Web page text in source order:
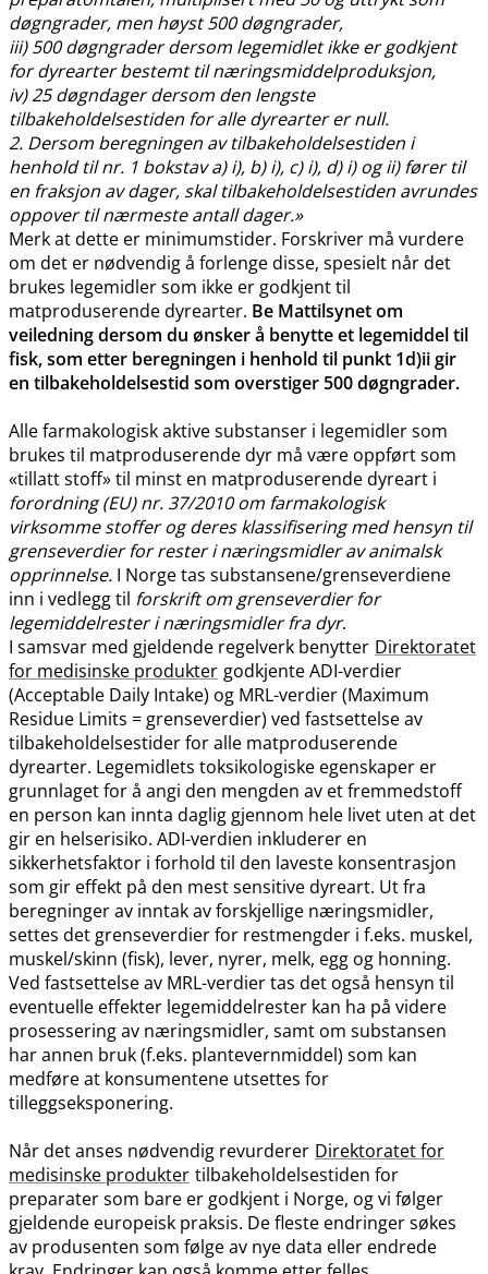
døgngrader, men høyst 500 døgngrader,
iii) 500 døgngrader dersom legemidlet ikke er godkjent
for dyrearter bestemt til næringsmiddelproduksjon,
iv) 25 døgndager dersom den lengste
tilbakeholdelsestiden for alle dyrearter er null.
2. Dersom beregningen av tilbakeholdelsestiden i
henhold til nr. 1 bokstav a) i), b) i), c) i), d) i) og ii) fører til
en fraksjon av dager, skal tilbakeholdelsestiden avrundes
oppover til nærmeste antall dager.»
Merk at dette er minimumstider. Forskriver må vurdere
om det er nødvendig å forlenge disse, spesielt når det
brukes legemidler som ikke er godkjent til
matproduserende dyrearter. Be Mattilsynet om
veiledning dersom du ønsker å benytte et legemiddel til
fisk, som etter beregningen i henhold til punkt 1d)ii gir
en tilbakeholdelsestid som overstiger 500 døgngrader.
Alle farmakologisk aktive substanser i legemidler som
brukes til matproduserende dyr må være oppført som
«tillatt stoff» til minst en matproduserende dyreart i
forordning (EU) nr. 37/2010 om farmakologisk
virksomme stoffer og deres klassifisering med hensyn til
grenseverdier for rester i næringsmidler av animalsk
opprinnelse. I Norge tas substansene​/​grenseverdiene
inn i vedlegg til forskrift om grenseverdier for
legemiddelrester i næringsmidler fra dyr.
I samsvar med gjeldende regelverk benytter Direktoratet
for medisinske produkter godkjente ADI-verdier
(Acceptable Daily Intake) og MRL-verdier (Maximum
Residue Limits = grenseverdier) ved fastsettelse av
tilbakeholdelsestider for alle matproduserende
dyrearter. Legemidlets toksikologiske egenskaper er
grunnlaget for å angi den mengden av et fremmedstoff
en person kan innta daglig gjennom hele livet uten at det
gir en helserisiko. ADI-verdien inkluderer en
sikkerhetsfaktor i forhold til den laveste konsentrasjon
som gir effekt på den mest sensitive dyreart. Ut fra
beregninger av inntak av forskjellige næringsmidler,
settes det grenseverdier for restmengder i f.eks. muskel,
muskel​/​skinn (fisk), lever, nyrer, melk, egg og honning.
Ved fastsettelse av MRL-verdier tas det også hensyn til
eventuelle effekter legemiddelrester kan ha på videre
prosessering av næringsmidler, samt om substansen
har annen bruk (f.eks. plantevernmiddel) som kan
medføre at konsumentene utsettes for
tilleggseksponering.
Når det anses nødvendig revurderer Direktoratet for
medisinske produkter tilbakeholdelsestiden for
preparater som bare er godkjent i Norge, og vi følger
gjeldende europeisk praksis. De fleste endringer søkes
av produsenten som følge av nye data eller endrede